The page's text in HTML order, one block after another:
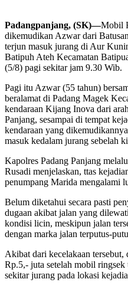
Padangpanjang, (SK)—Mobil
dikemudikan Azwar dari
terjun masuk jurang di Aur
Batipuh Ateh Kecamatan
(5/8) pagi sekitar jam 9.30 Wib.
Pagi itu Azwar (55 tahun)
beralamat di Padang Magek
kendaraan Kijang Inova dari
Panjang, sesampai di tempat
kendaraan yang
masuk kedalam jurang sebelah
Kapolres Padang Panjang
Rusadi menjelaskan, ttas
penumpang Marida mengalami
Belum diketahui secara pasti
dugaan akibat jalan yang
kondisi licin, meskipun jalan
dengan marka jalan terputus-
Akibat dari kecelakaan
Rp.5,- juta setelah mobil ringsek
sekitar jurang pada lokasi